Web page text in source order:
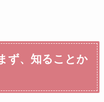
ず、知ることか